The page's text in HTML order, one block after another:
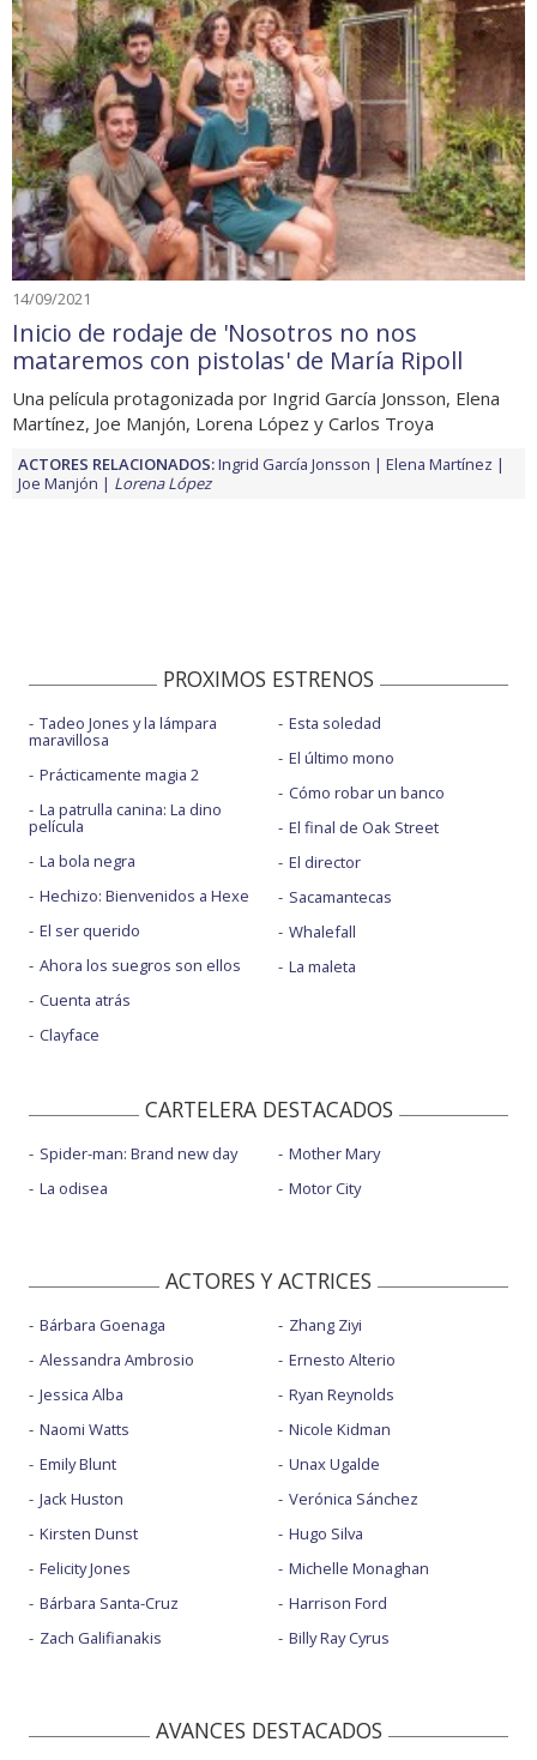
14/09/2021
Inicio de rodaje de 'Nosotros no nos
mataremos con pistolas' de María Ripoll
Una película protagonizada por Ingrid García Jonsson, Elena
Martínez, Joe Manjón, Lorena López y Carlos Troya
ACTORES RELACIONADOS:Ingrid García Jonsson
Elena Martínez
Joe Manjón
Lorena López
PROXIMOS ESTRENOS
Tadeo Jones y la lámpara
maravillosa
Prácticamente magia 2
La patrulla canina: La dino
película
La bola negra
Hechizo: Bienvenidos a Hexe
El ser querido
Ahora los suegros son ellos
Cuenta atrás
Clayface
Esta soledad
El último mono
Cómo robar un banco
El final de Oak Street
El director
Sacamantecas
Whalefall
La maleta
CARTELERA DESTACADOS
Spider-man: Brand new day
La odisea
Mother Mary
Motor City
ACTORES Y ACTRICES
Bárbara Goenaga
Alessandra Ambrosio
Jessica Alba
Naomi Watts
Emily Blunt
Jack Huston
Kirsten Dunst
Felicity Jones
Bárbara Santa-Cruz
Zach Galifianakis
Zhang Ziyi
Ernesto Alterio
Ryan Reynolds
Nicole Kidman
Unax Ugalde
Verónica Sánchez
Hugo Silva
Michelle Monaghan
Harrison Ford
Billy Ray Cyrus
AVANCES DESTACADOS